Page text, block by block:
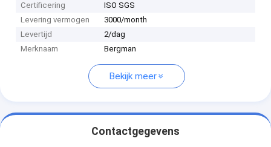
Certificering
ISO SGS
Levering vermogen
3000/month
Levertijd
2/dag
Merknaam
Bergman
Bekijk meer
Contactgegevens